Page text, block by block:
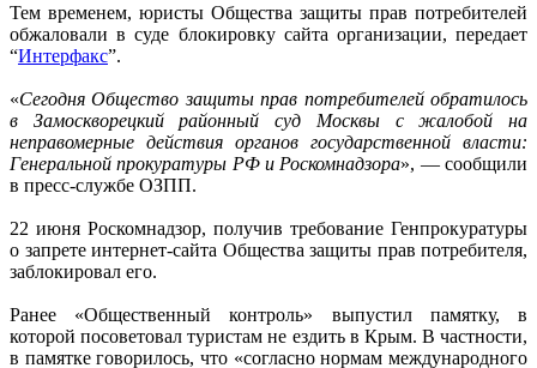
Тем временем, юристы Общества защиты прав потребителей
обжаловали в суде блокировку сайта организации, передает
“Интерфакс”.
«Сегодня Общество защиты прав потребителей обратилось
в Замоскворецкий районный суд Москвы с жалобой на
неправомерные действия органов государственной власти:
Генеральной прокуратуры РФ и Роскомнадзора», — сообщили
в пресс-службе ОЗПП.
22 июня Роскомнадзор, получив требование Генпрокуратуры
о запрете интернет-сайта Общества защиты прав потребителя,
заблокировал его.
Ранее «Общественный контроль» выпустил памятку, в
которой посоветовал туристам не ездить в Крым. В частности,
в памятке говорилось, что «согласно нормам международного